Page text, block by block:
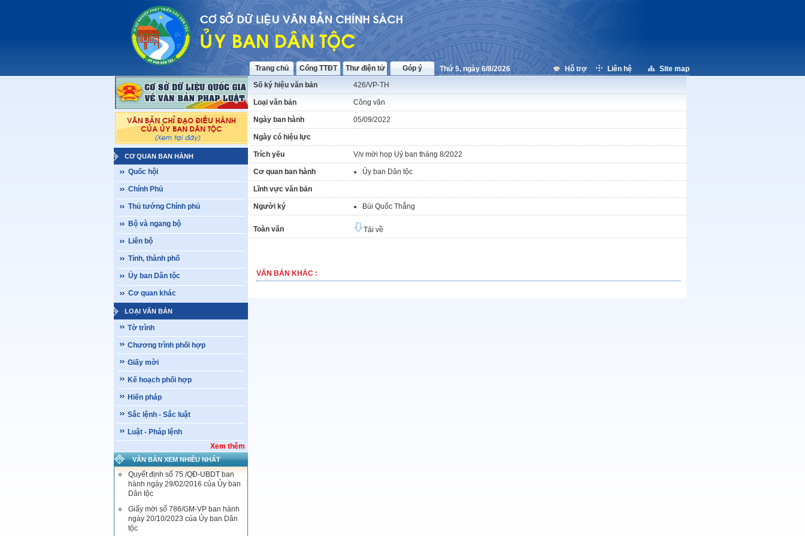
Trang chủ Cổng TTĐT Thư điện tử Góp ý Thứ 5, ngày 6/8/2026 Hỗ trợ Liên hệ Site map
CƠ QUAN BAN HÀNH
Quốc hội
Chính Phủ
Thủ tướng Chính phủ
Bộ và ngang bộ
Liên bộ
Tỉnh, thành phố
Ủy ban Dân tộc
Cơ quan khác
LOẠI VĂN BẢN
Tờ trình
Chương trình phối hợp
Giấy mời
Kế hoạch phối hợp
Hiến pháp
Sắc lệnh - Sắc luật
Luật - Pháp lệnh
Xem thêm
VĂN BẢN XEM NHIỀU NHẤT
Quyết định số 75 /QĐ-UBDT ban
hành ngày 29/02/2016 của Ủy ban
Dân tộc
Giấy mời số 786/GM-VP ban hành
ngày 20/10/2023 của Ủy ban Dân
tộc
Số ký hiệu văn bản 426/VP-TH
Loại văn bản Công văn
Ngày ban hành 05/09/2022
Ngày có hiệu lực
Trích yếu V/v mời họp Uỷ ban tháng 8/2022
Cơ quan ban hành Ủy ban Dân tộc
Lĩnh vực văn bản
Người ký Bùi Quốc Thắng
Toàn văn Tải về
VĂN BẢN KHÁC :